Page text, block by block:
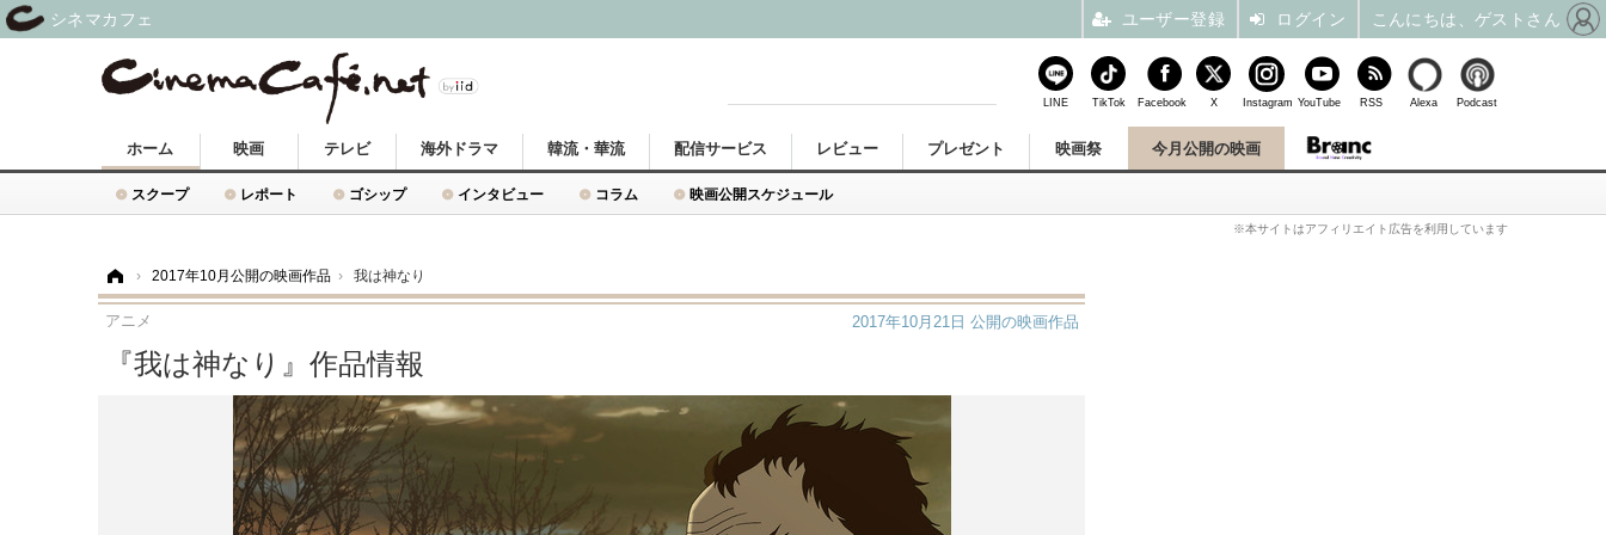
ホーム
スクープ レポート ゴシップ インタビュー コラム 映画公開スケジュール
映画 テレビ 海外ドラマ 韓流・華流 配信サービス レビュー プレゼント 映画祭 今月公開の映画
※本サイトはアフィリエイト広告を利用しています
› 2017年10月公開の映画作品 › 我は神なり
アニメ
『我は神なり』作品情報
2017年10月21日 公開の映画作品
LINE TikTok Facebook X Instagram YouTube RSS Alexa Podcast
シネマカフェ ユーザー登録 ログイン こんにちは、ゲストさん